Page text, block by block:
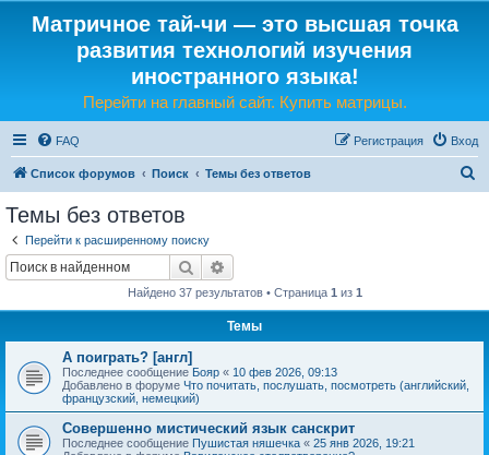
Матричное тай-чи — это высшая точка
развития технологий изучения
иностранного языка!
Перейти на главный сайт. Купить матрицы.
FAQ Вход
Регистрация
Список форумов Поиск Темы без ответов
Темы без ответов
Перейти к расширенному поиску
Поиск
Найдено 37 результатов • Страница 1 из 1
Темы
А поиграть? [англ]
Последнее сообщение Бояр « 10 фев 2026, 09:13
Добавлено в форуме Что почитать, послушать, посмотреть (английский,
французский, немецкий)
Совершенно мистический язык санскрит
Последнее сообщение Пушистая няшечка « 25 янв 2026, 19:21